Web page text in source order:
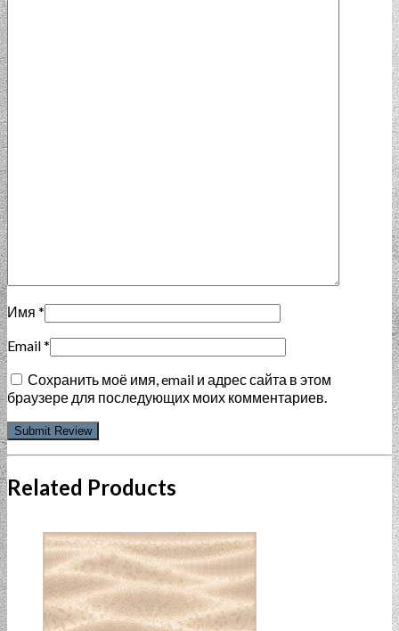
Имя *
Email*
Сохранить моё имя, email и адрес сайта в этом
браузере для последующих моих комментариев.
Related Products